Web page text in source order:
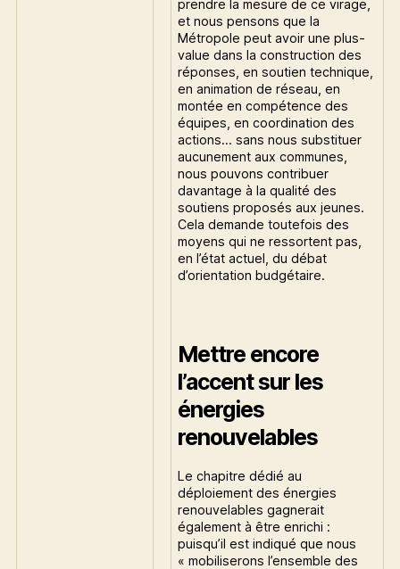
prendre la mesure de ce virage,
et nous pensons que la
Métropole peut avoir une plus-
value dans la construction des
réponses, en soutien technique,
en animation de réseau, en
montée en compétence des
équipes, en coordination des
actions… sans nous substituer
aucunement aux communes,
nous pouvons contribuer
davantage à la qualité des
soutiens proposés aux jeunes.
Cela demande toutefois des
moyens qui ne ressortent pas,
en l’état actuel, du débat
d’orientation budgétaire.
Mettre encore
l’accent sur les
énergies
renouvelables
Le chapitre dédié au
déploiement des énergies
renouvelables gagnerait
également à être enrichi :
puisqu’il est indiqué que nous
« mobiliserons l’ensemble des